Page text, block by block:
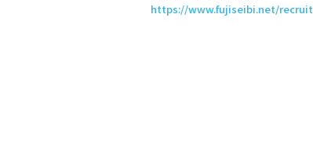
https://www.fujiseibi.net/recruit